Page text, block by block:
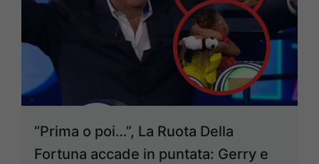
“Prima o poi…”, La Ruota Della
Fortuna accade in puntata: Gerry e